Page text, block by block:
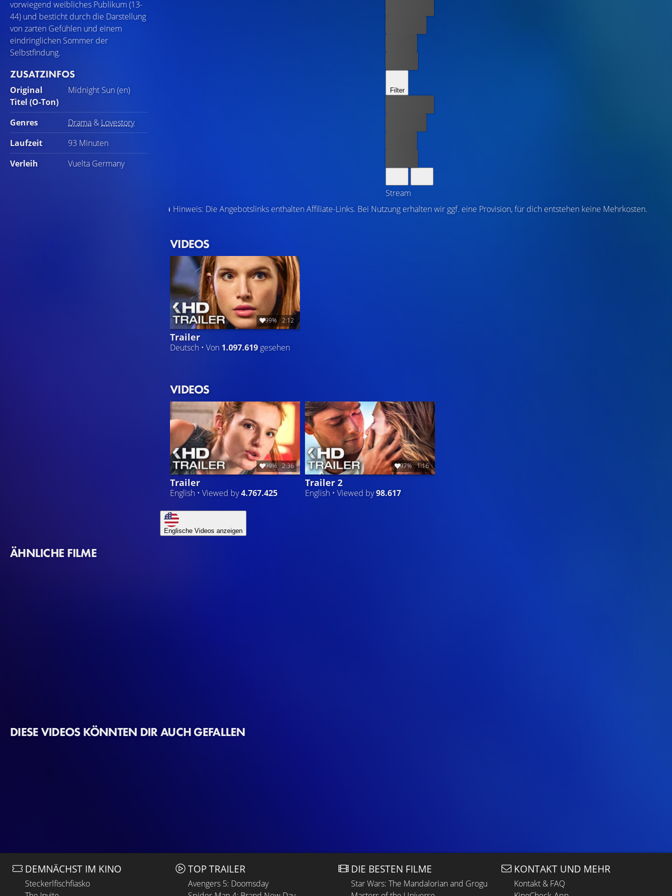
vorwiegend weibliches Publikum (13-
44) und besticht durch die Darstellung
von zarten Gefühlen und einem
eindringlichen Sommer der
Selbstfindung.
ZUSATZINFOS
Original
Titel (O-Ton)
Midnight Sun (en)
Genres Drama & Lovestory
Laufzeit
93 Minuten
Verleih
Vuelta Germany
Filter
Stream
Hinweis: Die Angebotslinks enthalten Affiliate-Links. Bei Nutzung erhalten wir ggf. eine Provision, für dich entstehen keine Mehrkosten.
VIDEOS
99% 2:12
Trailer
Deutsch • Von 1.097.619 gesehen
VIDEOS
99% 2:36
Trailer
English • Viewed by4.767.425
97% 1:16
Trailer 2
English • Viewed by98.617
Englische Videos anzeigen
ÄHNLICHE FILME
DIESE VIDEOS KÖNNTEN DIR AUCH GEFALLEN
DEMNÄCHST IM KINO
Steckerlfischfiasko
TOP TRAILER
Avengers 5: Doomsday
DIE BESTEN FILME
Star Wars: The Mandalorian and Grogu
KONTAKT UND MEHR
Kontakt & FAQ